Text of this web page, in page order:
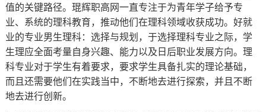
值的关键路径。琨辉职高网一直专注于为青年学子给予专
业、系统的理科教育，推动他们在理科领域收获成功。好就
业的专业男生理科：选择与规划，于选择理科专业之际，学
生理应全面考量自身兴趣、能力以及日后职业发展方向。理
科专业对于学生有着要求，要求学生具备扎实的理论基础，
而且还需要他们在实践当中，不断地去进行探索，并且不断
地去进行创新。